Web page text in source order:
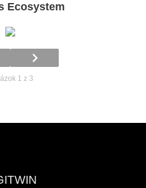
Ecosystem
1 z 3